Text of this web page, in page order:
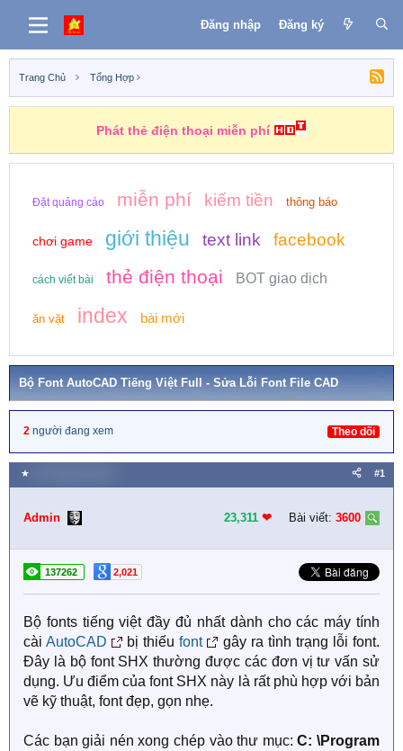
Đăng nhập Đăng ký
Trang Chủ Tổng Hợp
Phát thẻ điện thoại miễn phí
Đặt quảng cáo miễn phí kiếm tiền thông báo
chơi game giới thiệu text link facebook
cách viết bài thẻ điện thoại BOT giao dịch
ăn vặt index bài mới
Bộ Font AutoCAD Tiếng Việt Full - Sửa Lỗi Font File CAD
2 người đang xem Theo dõi
★ #1
Admin 23,311 ❤︎ Bài viết: 3600
137262 2,021
Bộ fonts tiếng việt đầy đủ nhất dành cho các máy tính
càiAutoCAD bị thiếufont
gây ra tình trạng lỗi font.
Đây là bộ font SHX thường được các đơn vị tư vấn sử
dụng. Ưu điểm của font SHX này là rất phù hợp với bản
vẽ kỹ thuật, font đẹp, gọn nhẹ.
Các bạn giải nén xong chép vào thư mục:C: \Program